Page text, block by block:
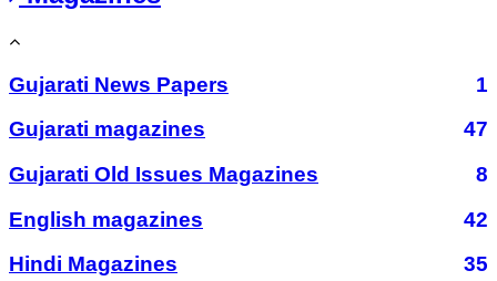
Gujarati News Papers
1
Gujarati magazines
47
Gujarati Old Issues Magazines
8
English magazines
42
Hindi Magazines
35